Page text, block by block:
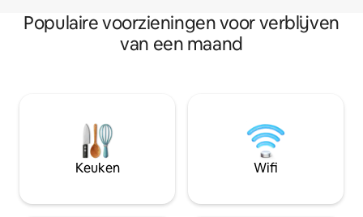
Populaire voorzieningen voor verblijven
van een maand
Keuken Wifi